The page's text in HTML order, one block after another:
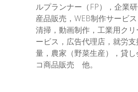
ルプランナー（FP），企業
産品販売，WEB制作サービス
清掃，動画制作，工業用ク
ービス，広告代理店，就労
量，農家（野菜生産），貸
コ商品販売 他。